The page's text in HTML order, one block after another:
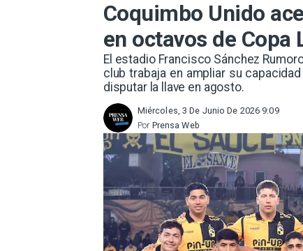
Coquimbo Unido
en octavos de Copa
El estadio Francisco Sánchez
club trabaja en ampliar su
disputar la llave en agosto.
Miércoles, 3 De Junio De 2026 9:09
Prensa Web
Por